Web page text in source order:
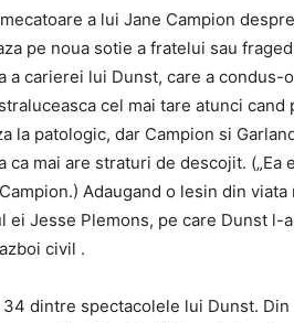
a lui Jane Campion
pe noua sotie a fratelui sau
a carierei lui Dunst, care a
cel mai tare atunci
la patologic, dar Campion si
ca mai are straturi de descojit.
Adaugand o lesin din
ei Jesse Plemons, pe care Dunst l-
civil .
34 dintre spectacolele lui Dunst.